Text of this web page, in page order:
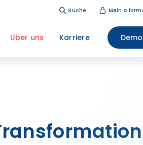
Suche Mein
Über uns Karriere